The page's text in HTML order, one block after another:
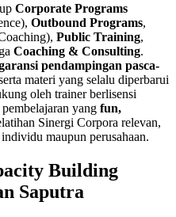
Corporate Programs
Outbound Programs,
Public Training,
Coaching & Consulting.
pendampingan pasca-
materi yang selalu diperbarui
oleh trainer berlisensi
yang fun,
Sinergi Corpora relevan,
maupun perusahaan.
Building
Saputra